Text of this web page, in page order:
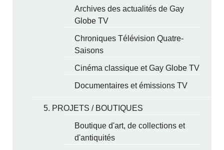
Archives des actualités de Gay
Globe TV
Chroniques Télévision Quatre-
Saisons
Cinéma classique et Gay Globe TV
Documentaires et émissions TV
5. PROJETS / BOUTIQUES
Boutique d'art, de collections et
d'antiquités